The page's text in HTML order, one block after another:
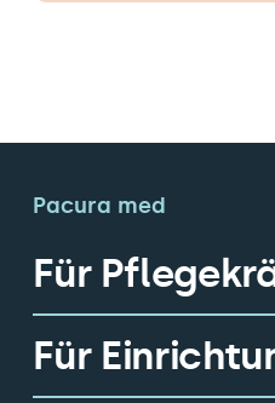
Pacura med
Für
Für